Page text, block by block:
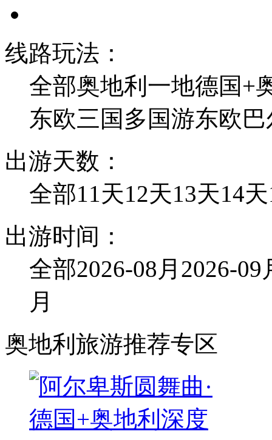
线路玩法：
全部奥地利一地德国+
东欧三国 多国游东欧
出游天数：
全部11天12天13天14天
出游时间：
全部2026-08月 2026-09
月
奥地利旅游推荐专区